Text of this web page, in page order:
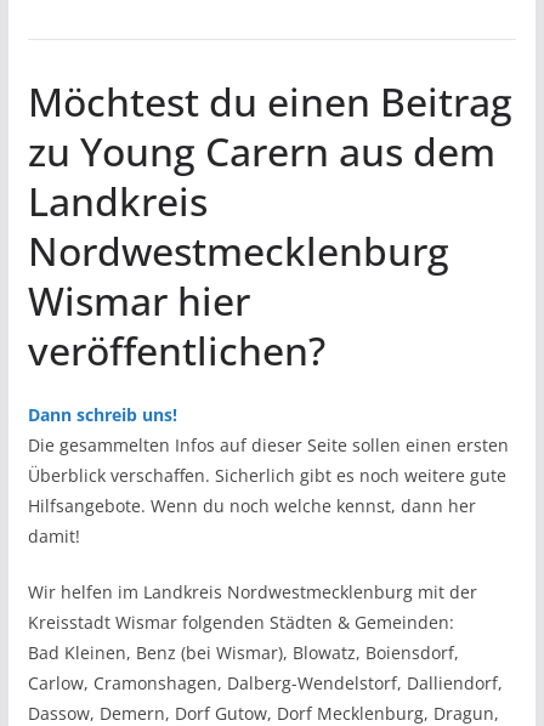
Möchtest du einen Beitrag
zu Young Carern aus dem
Landkreis
Nordwestmecklenburg
Wismar hier
veröffentlichen?
Dann schreib uns!
Die gesammelten Infos auf dieser Seite sollen einen ersten
Überblick verschaffen. Sicherlich gibt es noch weitere gute
Hilfsangebote. Wenn du noch welche kennst, dann her
damit!
Wir helfen im Landkreis Nordwestmecklenburg mit der
Kreisstadt Wismar folgenden Städten & Gemeinden:
Bad Kleinen, Benz (bei Wismar), Blowatz, Boiensdorf,
Carlow, Cramonshagen, Dalberg-Wendelstorf, Dalliendorf,
Dassow, Demern, Dorf Gutow, Dorf Mecklenburg, Dragun,